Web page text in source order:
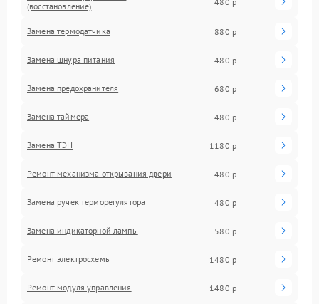
(восстановление)
Замена термодатчика 880 р
Замена шнура питания 480 р
Замена предохранителя 680 р
Замена таймера 480 р
Замена ТЭН 1180 р
Ремонт механизма открывания двери 480 р
Замена ручек терморегулятора 480 р
Замена индикаторной лампы 580 р
Ремонт электросхемы 1480 р
Ремонт модуля управления 1480 р